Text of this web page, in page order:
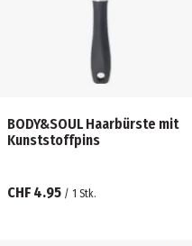
BODY&SOUL Haarbürste mit
Kunststoffpins
CHF 4.95 / 1 Stk.